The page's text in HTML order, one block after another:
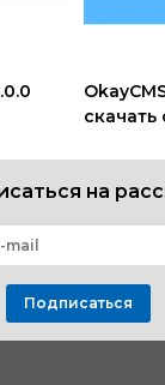
скачать
на
Подписаться